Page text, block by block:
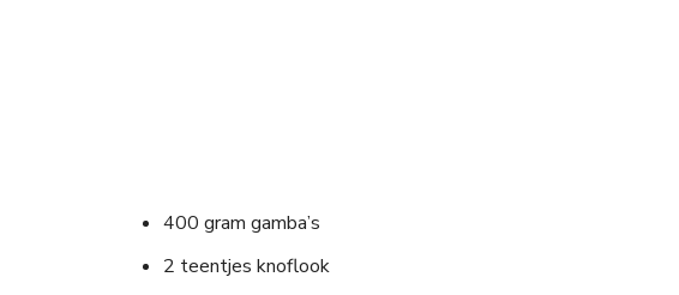
400 gram gamba’s
2 teentjes knoflook